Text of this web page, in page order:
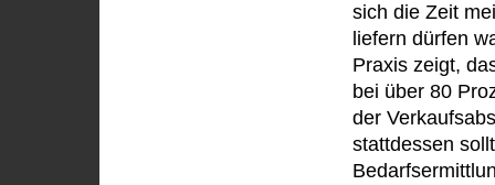
sich die Zeit
liefern dürfen
Praxis zeigt,
bei über 80
der
stattdessen